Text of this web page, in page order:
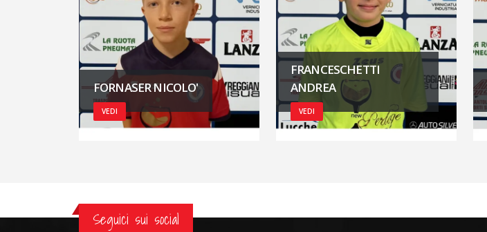
FORNASER NICOLO'
VEDI
FRANCESCHETTI
ANDREA
VEDI
Seguici sui social